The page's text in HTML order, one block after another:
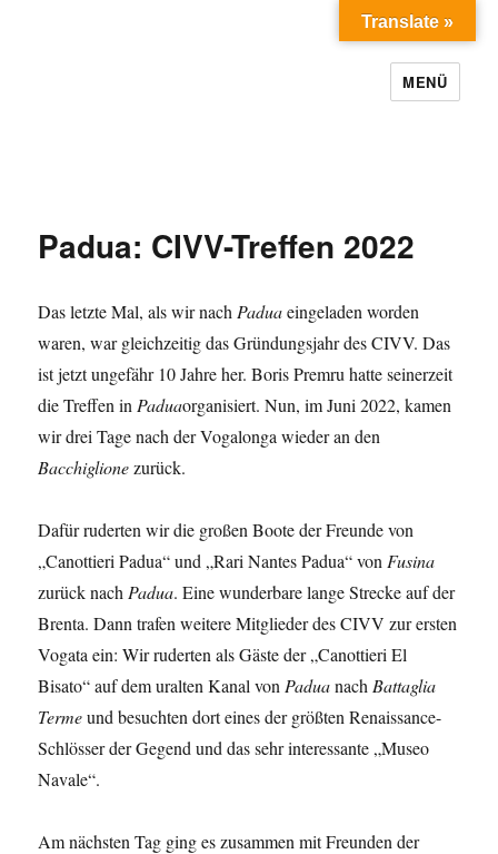
MENÜ
Padua: CIVV-Treffen 2022
Das letzte Mal, als wir nach Paduaeingeladen worden
waren, war gleichzeitig das Gründungsjahr des CIVV. Das
ist jetzt ungefähr 10 Jahre her. Boris Premru hatte seinerzeit
die Treffen in Paduaorganisiert. Nun, im Juni 2022, kamen
wir drei Tage nach der Vogalonga wieder an den
Bacchiglionezurück.
Dafür ruderten wir die großen Boote der Freunde von
„Canottieri Padua“ und „Rari Nantes Padua“ von Fusina
zurück nach Padua. Eine wunderbare lange Strecke auf der
Brenta. Dann trafen weitere Mitglieder des CIVV zur ersten
Vogata ein: Wir ruderten als Gäste der „Canottieri El
Bisato“ auf dem uralten Kanal von Paduanach Battaglia
Termeund besuchten dort eines der größten Renaissance-
Schlösser der Gegend und das sehr interessante „Museo
Navale“.
Am nächsten Tag ging es zusammen mit Freunden der
Translate »